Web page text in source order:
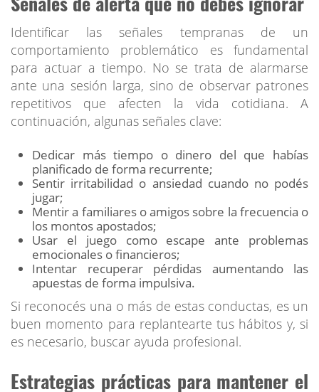
Identificar las señales tempranas de un
comportamiento problemático es fundamental
para actuar a tiempo. No se trata de alarmarse
ante una sesión larga, sino de observar patrones
repetitivos que afecten la vida cotidiana. A
continuación, algunas señales clave:
Dedicar más tiempo o dinero del que habías
planificado de forma recurrente;
Sentir irritabilidad o ansiedad cuando no podés
jugar;
Mentir a familiares o amigos sobre la frecuencia o
los montos apostados;
Usar el juego como escape ante problemas
emocionales o financieros;
Intentar recuperar pérdidas aumentando las
apuestas de forma impulsiva.
Si reconocés una o más de estas conductas, es un
buen momento para replantearte tus hábitos y, si
es necesario, buscar ayuda profesional.
Estrategias prácticas para mantener el